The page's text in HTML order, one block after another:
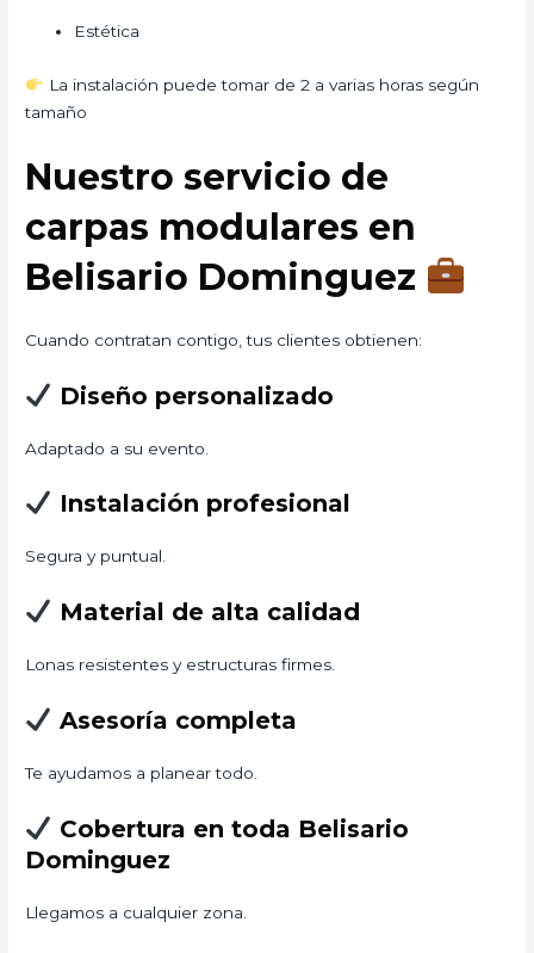
Estética
La instalación puede tomar de 2 a varias horas según
tamaño
Nuestro servicio de
carpas modulares en
Belisario Dominguez
Cuando contratan contigo, tus clientes obtienen:
Diseño personalizado
Adaptado a su evento.
Instalación profesional
Segura y puntual.
Material de alta calidad
Lonas resistentes y estructuras firmes.
Asesoría completa
Te ayudamos a planear todo.
Cobertura en toda Belisario
Dominguez
Llegamos a cualquier zona.